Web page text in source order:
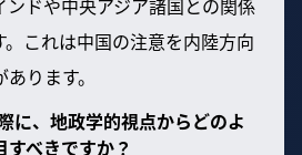
これは中国の注意を内陸方向
ります。
に、地政学的視点からどのよ
べきですか？